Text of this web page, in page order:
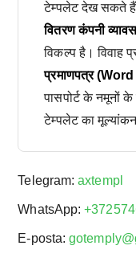
टेम्पलेट देख सकते
वितरण कंपनी
विकल्प है। विवाह
प्रमाणपत्र
पासपोर्ट के नमूनों के
टेम्पलेट का
Telegram:axtempl
WhatsApp:
E-posta: